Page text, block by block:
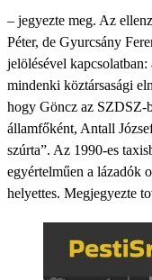
– jegyezte meg. Az
Péter, de Gyurcsány
jelölésével
mindenki köztársasági
hogy Göncz az SZDSZ-
államfőként, Antall
szúrta”. Az 1990-es
egyértelműen a lázadók
helyettes. Megjegyezte